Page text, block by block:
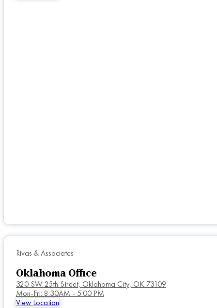
Rivas & Associates
Oklahoma Office
320 SW 25th Street, Oklahoma City, OK 73109
Mon-Fri: 8:30AM - 5:00 PM
View Location